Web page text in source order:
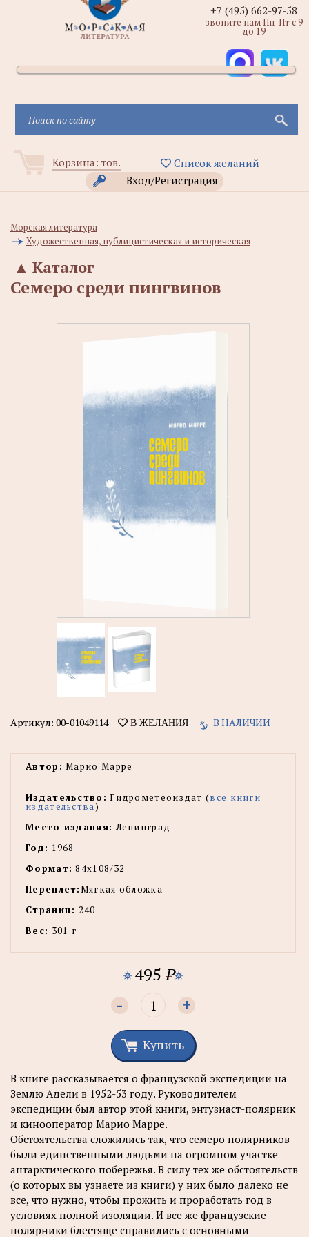
Корзина: тов.
Список желаний
Вход/Регистрация
+7 (495) 662-97-58
звоните нам Пн-Пт с 9
до 19
Морская литература
Художественная, публицистическая и историческая
Каталог
▲
Семеро среди пингвинов
Артикул: 00-01049114 В ЖЕЛАНИЯ В НАЛИЧИИ
Автор: Марио Марре
Издательство: Гидрометеоиздат (все книги
издательства)
Место издания: Ленинград
Год: 1968
Формат: 84x108/32
Переплет:Мягкая обложка
Страниц: 240
Вес: 301 г
495 P
- +
Купить
В книге рассказывается о французской экспедиции на
Землю Адели в 1952-53 году. Руководителем
экспедиции был автор этой книги, энтузиаст-полярник
и кинооператор Марио Марре.
Обстоятельства сложились так, что семеро полярников
были единственными людьми на огромном участке
антарктического побережья. В силу тех же обстоятельств
(о которых вы узнаете из книги) у них было далеко не
все, что нужно, чтобы прожить и проработать год в
условиях полной изоляции. И все же французские
полярники блестяще справились с основными